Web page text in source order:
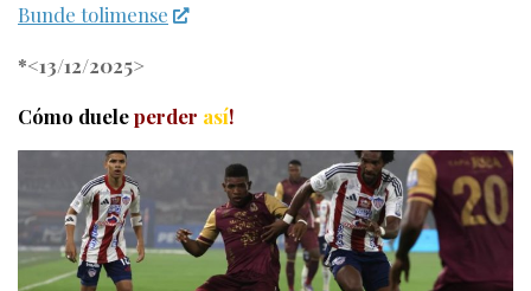
Bunde tolimense
*<13/12/2025>
Cómo dueleperder así!